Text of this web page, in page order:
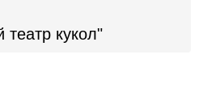
кукол"